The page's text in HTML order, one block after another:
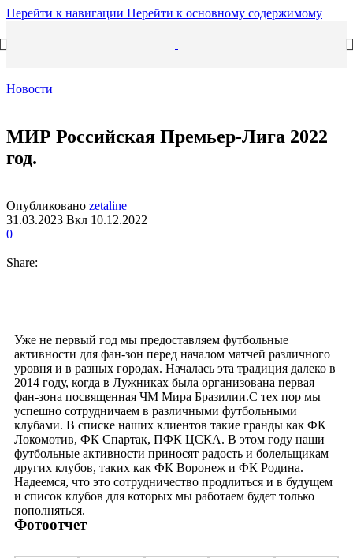
Перейти к навигации Перейти к основному содержимому
Новости
МИР Российская Премьер-Лига 2022
год.
Опубликовано zetaline
31.03.2023 Вкл 10.12.2022
0
Share:
Уже не первый год мы предоставляем футбольные
активности для фан-зон перед началом матчей различного
уровня и в разных городах. Началась эта традиция далеко в
2014 году, когда в Лужниках была организована первая
фан-зона посвященная ЧМ Мира Бразилии.С тех пор мы
успешно сотрудничаем в различными футбольными
клубами. В списке наших клиентов такие гранды как ФК
Локомотив, ФК Спартак, ПФК ЦСКА. В этом году наши
футбольные активности приносят радость и болельщикам
других клубов, таких как ФК Воронеж и ФК Родина.
Надеемся, что это сотрудничество продлиться и в будущем
и список клубов для которых мы работаем будет только
пополняться.
Фотоотчет